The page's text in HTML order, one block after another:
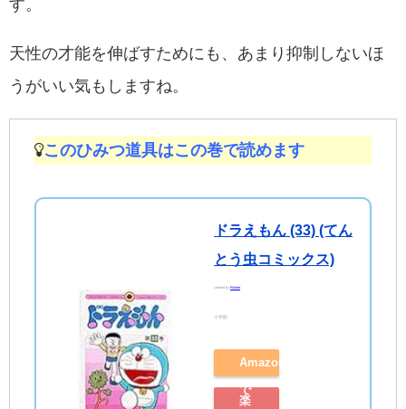
す。
天性の才能を伸ばすためにも、あまり抑制しないほ
うがいい気もしますね。
このひみつ道具はこの巻で読めます
ドラえもん (33) (てん
とう虫コミックス)
created byRinker
小学館
Amazon
で
楽